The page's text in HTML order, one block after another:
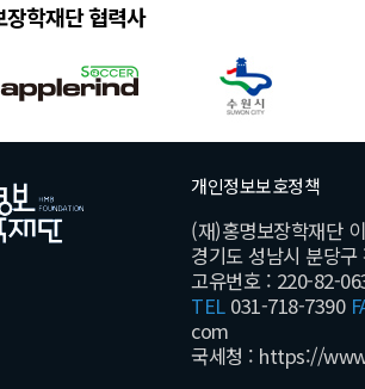
장학재단 협력사
개인정보보호정책
(재)홍명보장학재단
경기도 성남시 분당
고유번호 : 220-82-
TEL031-718-7390
com
국세청 : https://